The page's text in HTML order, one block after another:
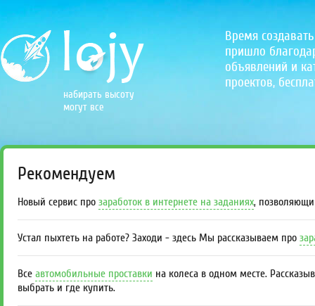
набирать высоту
могут все
Время
пришло
объявлений и
проектов,
Рекомендуем
Новый сервис про заработок в интернете на заданиях,
Устал пыхтеть на работе? Заходи - здесь Мы рассказываем про
Все автомобильные проставки на колеса в одном месте.
выбрать и где купить.